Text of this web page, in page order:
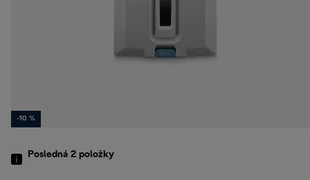
-10 %
Posledná 2 položky